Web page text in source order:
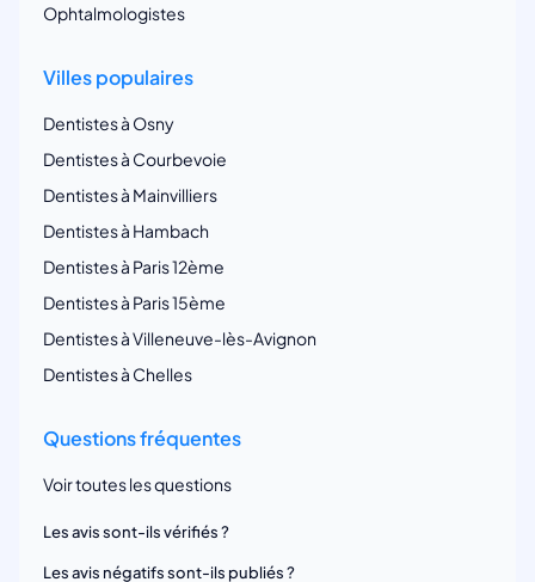
Ophtalmologistes
Villes populaires
Dentistes à Osny
Dentistes à Courbevoie
Dentistes à Mainvilliers
Dentistes à Hambach
Dentistes à Paris 12ème
Dentistes à Paris 15ème
Dentistes à Villeneuve-lès-Avignon
Dentistes à Chelles
Questions fréquentes
Voir toutes les questions
Les avis sont-ils vérifiés ?
Les avis négatifs sont-ils publiés ?